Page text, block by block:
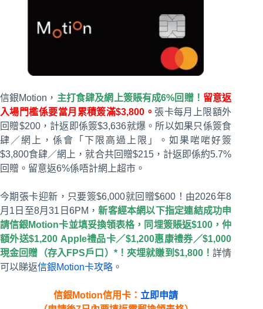
信銀Motion， 主打食肆及網上簽賬有成6%回贈！ 留意返
入場門檻係要當月累積簽滿$3,800。 張卡每月上限額外
回贈$200，計返即係簽$3,636就爆。所以如果只係簽食
肆／網上，係會「下限高過上限」。如果啱啱好簽
$3,800食肆／網上，就合共回贈$215，計返即係約5.7%
回贈。留意返6%係唔計網上超市。
今期張卡迎新，只要簽$6,000就回贈$600！由2026年8
月1日至8月31日6PM，新客經本網以下指定連結成功申
請信銀Motion卡並填妥換領表格，同埋簽賬返$100，仲
額外送$1,200 Apple禮品卡／$1,200惠康禮券／$1,000
現金回贈（存入FPS戶口）*！夾埋就賺到$1,800！詳情
可以睇返信銀Motion卡攻略 。
信銀Motion信用卡： 立即申請